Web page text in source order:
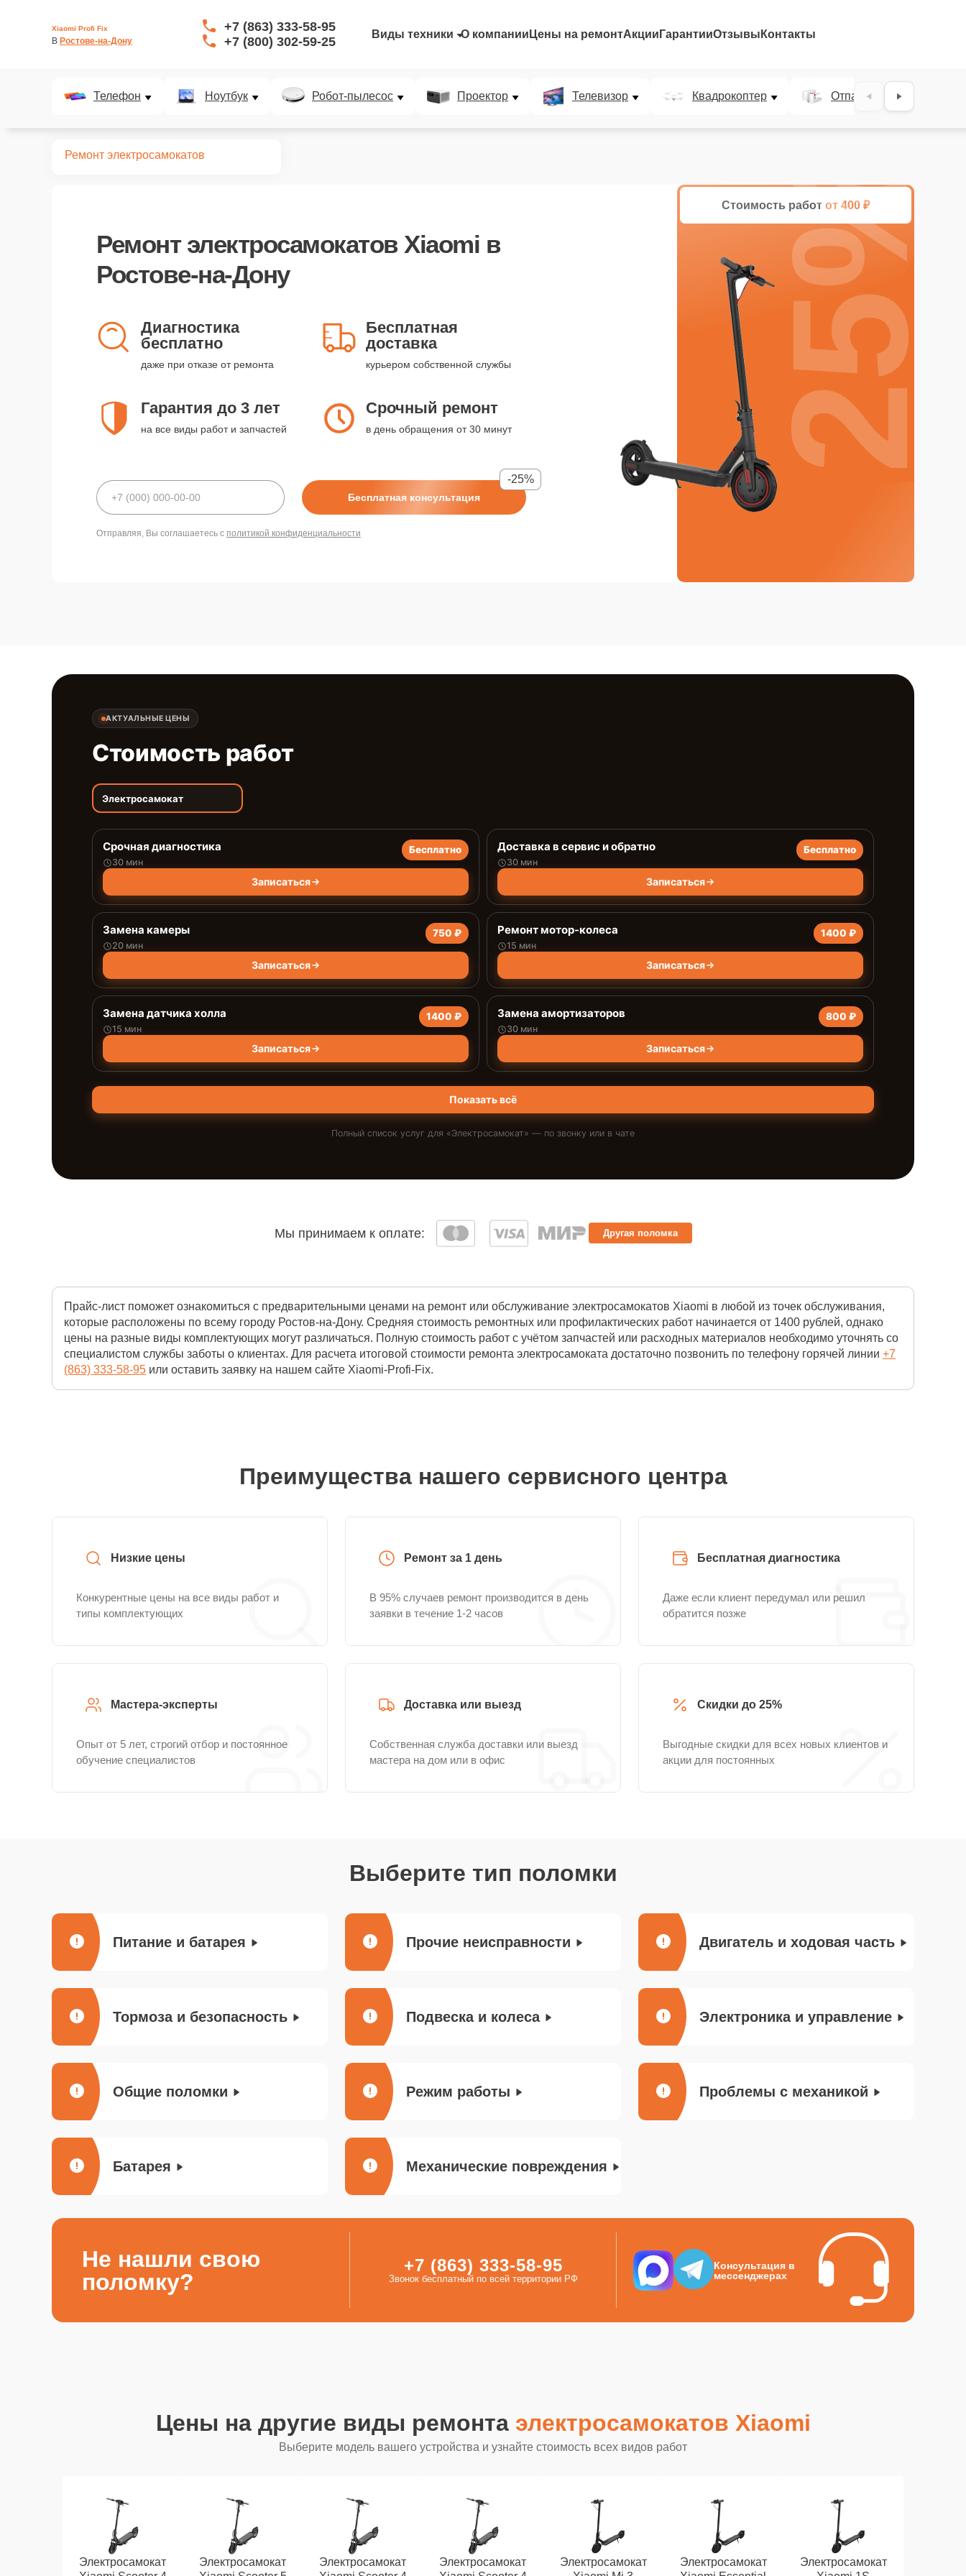
Xiaomi Profi Fix
В Ростове-на-Дону
+7 (863) 333-58-95
+7 (800) 302-59-25
Виды техники О компании Цены на ремонтАкции ГарантииОтзывы Контакты
Телефон Ноутбук Робот-пылесос Проектор Телевизор Квадрокоптер Отпариватель
Ремонт электросамокатов
Ремонт электросамокатов Xiaomi в
Ростове-на-Дону
Диагностика
бесплатно
даже при отказе от ремонта
Бесплатная
доставка
курьером собственной службы
Гарантия до 3 лет
на все виды работ и запчастей
Срочный ремонт
в день обращения от 30 минут
Бесплатная консультация
-25%
Отправляя, Вы соглашаетесь с политикой конфиденциальности
Стоимость работ от 400 ₽
25%
АКТУАЛЬНЫЕ ЦЕНЫ
Стоимость работ
Электросамокат
Срочная диагностика
30 мин
Бесплатно
Записаться
Доставка в сервис и обратно
30 мин
Бесплатно
Записаться
Замена камеры
20 мин
750 ₽
Записаться
Ремонт мотор-колеса
15 мин
1400 ₽
Записаться
Замена датчика холла
15 мин
1400 ₽
Записаться
Замена амортизаторов
30 мин
800 ₽
Записаться
Показать всё
Полный список услуг для «Электросамокат» — по звонку или в чате
Мы принимаем к оплате: Другая поломка
Прайс-лист поможет ознакомиться с предварительными ценами на ремонт или обслуживание электросамокатов Xiaomi в любой из точек обслуживания,
которые расположены по всему городу Ростов-на-Дону. Средняя стоимость ремонтных или профилактических работ начинается от 1400 рублей, однако
цены на разные виды комплектующих могут различаться. Полную стоимость работ с учётом запчастей или расходных материалов необходимо уточнять со
специалистом службы заботы о клиентах. Для расчета итоговой стоимости ремонта электросамоката достаточно позвонить по телефону горячей линии +7
(863) 333-58-95 или оставить заявку на нашем сайте Xiaomi-Profi-Fix.
Преимущества нашего сервисного центра
Низкие цены
Конкурентные цены на все виды работ и
типы комплектующих
Ремонт за 1 день
В 95% случаев ремонт производится в день
заявки в течение 1-2 часов
Бесплатная диагностика
Даже если клиент передумал или решил
обратится позже
Мастера-эксперты
Опыт от 5 лет, строгий отбор и постоянное
обучение специалистов
Доставка или выезд
Собственная служба доставки или выезд
мастера на дом или в офис
Скидки до 25%
Выгодные скидки для всех новых клиентов и
акции для постоянных
Выберите тип поломки
Питание и батарея Прочие неисправности Двигатель и ходовая часть
Тормоза и безопасность Подвеска и колеса Электроника и управление
Общие поломки Режим работы Проблемы с механикой
Батарея Механические повреждения
Не нашли свою
поломку?
+7 (863) 333-58-95
Звонок бесплатный по всей территории РФ
Консультация в
мессенджерах
Цены на другие виды ремонта электросамокатов Xiaomi
Выберите модель вашего устройства и узнайте стоимость всех видов работ
Электросамокат
Электросамокат
Электросамокат
Электросамокат
Электросамокат
Электросамокат
Электросамокат